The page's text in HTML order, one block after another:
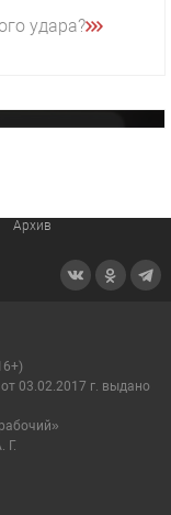
удара?
героем нового
Архив
03.02.2017 г. выдано
Г.